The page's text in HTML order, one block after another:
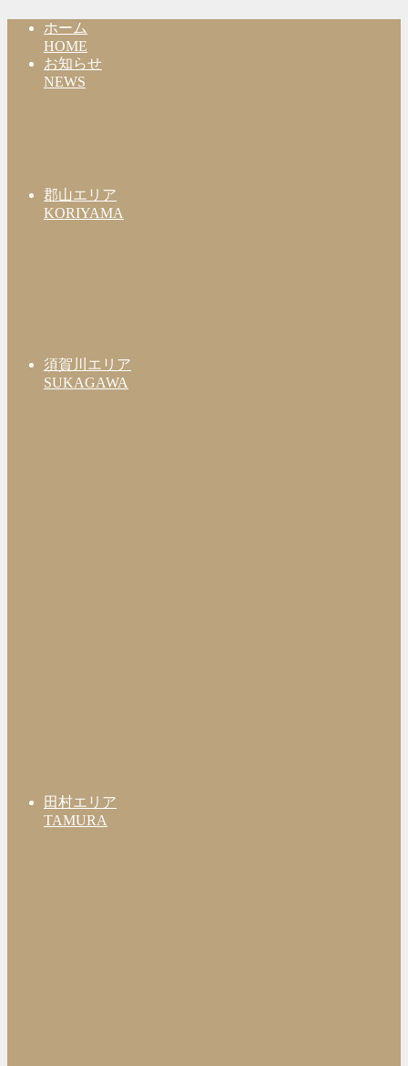
ホーム
HOME
お知らせ
NEWS
郡山エリア
KORIYAMA
須賀川エリア
SUKAGAWA
田村エリア
TAMURA